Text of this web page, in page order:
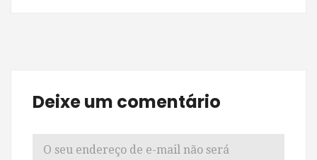
Deixe um comentário
O seu endereço de e-mail não será